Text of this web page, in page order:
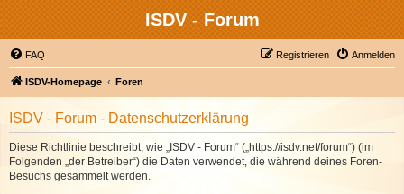
ISDV - Forum
FAQ Anmelden
Registrieren
ISDV-Homepage Foren
ISDV - Forum - Datenschutzerklärung
Diese Richtlinie beschreibt, wie „ISDV - Forum“ („https://isdv.net/forum“) (im
Folgenden „der Betreiber“) die Daten verwendet, die während deines Foren-
Besuchs gesammelt werden.